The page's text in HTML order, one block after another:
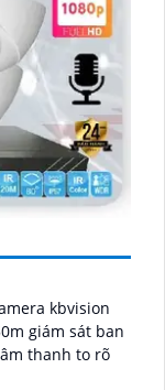
kbvision
giám sát ban
thanh to rõ